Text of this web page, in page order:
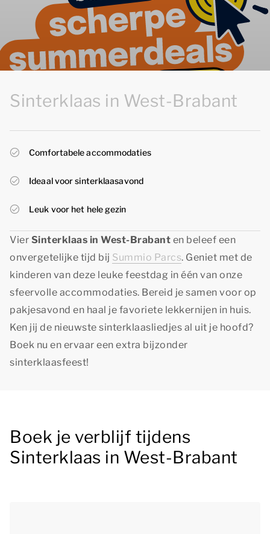
Sinterklaas in West-Brabant
Comfortabele accommodaties
Ideaal voor sinterklaasavond
Leuk voor het hele gezin
Vier Sinterklaas in West-Brabant en beleef een
onvergetelijke tijd bij Summio Parcs. Geniet met de
kinderen van deze leuke feestdag in één van onze
sfeervolle accommodaties. Bereid je samen voor op
pakjesavond en haal je favoriete lekkernijen in huis.
Ken jij de nieuwste sinterklaasliedjes al uit je hoofd?
Boek nu en ervaar een extra bijzonder
sinterklaasfeest!
Boek je verblijf tijdens
Sinterklaas in West-Brabant